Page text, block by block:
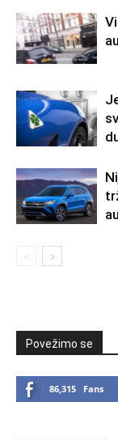
Povežimo se
86,315 Fans